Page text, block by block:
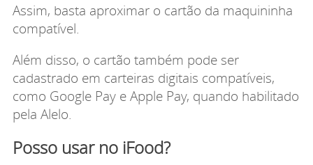
Assim, basta aproximar o cartão da maquininha
compatível.
Além disso, o cartão também pode ser
cadastrado em carteiras digitais compatíveis,
como Google Pay e Apple Pay, quando habilitado
pela Alelo.
Posso usar no iFood?